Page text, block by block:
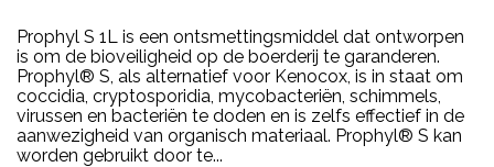
Prophyl S 1L is een ontsmettingsmiddel dat ontworpen
is om de bioveiligheid op de boerderij te garanderen.
Prophyl® S, als alternatief voor Kenocox, is in staat om
coccidia, cryptosporidia, mycobacteriën, schimmels,
virussen en bacteriën te doden en is zelfs effectief in de
aanwezigheid van organisch materiaal. Prophyl® S kan
worden gebruikt door te...